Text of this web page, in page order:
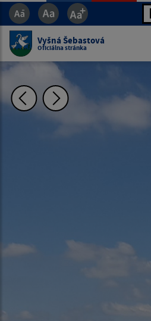
Vyšná Šebastová
Oficiálna stránka